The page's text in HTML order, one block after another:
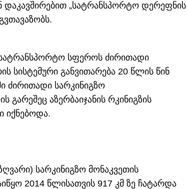
დაკავშირებით „სატრანსპორტო დერეფნის
სატრანსპორტო სფეროს ძირითადი
სისტემური განვითარება 20 წლის წინ
ძირითადი სარკინიგზო
აზერბაიჯანის რკინიგზის
იქნებოდა.
სარკინიგზო მონაკვეთის
2014 წლისათვის 917 კმ ზე ჩატარდა